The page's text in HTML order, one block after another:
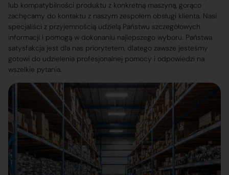
lub kompatybilności produktu z konkretną maszyną, gorąco
zachęcamy do kontaktu z naszym zespołem obsługi klienta. Nasi
specjaliści z przyjemnością udzielą Państwu szczegółowych
informacji i pomogą w dokonaniu najlepszego wyboru. Państwa
satysfakcja jest dla nas priorytetem, dlatego zawsze jesteśmy
gotowi do udzielenia profesjonalnej pomocy i odpowiedzi na
wszelkie pytania.